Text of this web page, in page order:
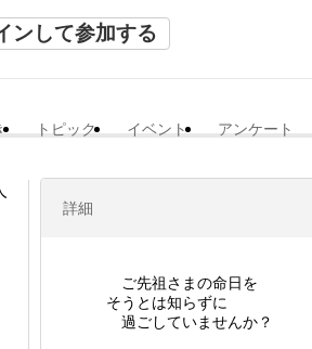
ンして参加する
トピック イベント アンケート
詳細
ご先祖さまの命日を
そうとは知らずに
過ごしていませんか？